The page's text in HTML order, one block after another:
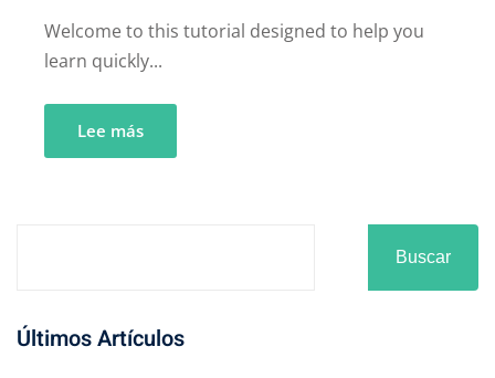
Welcome to this tutorial designed to help you
learn quickly...
Lee más
Buscar
Últimos Artículos